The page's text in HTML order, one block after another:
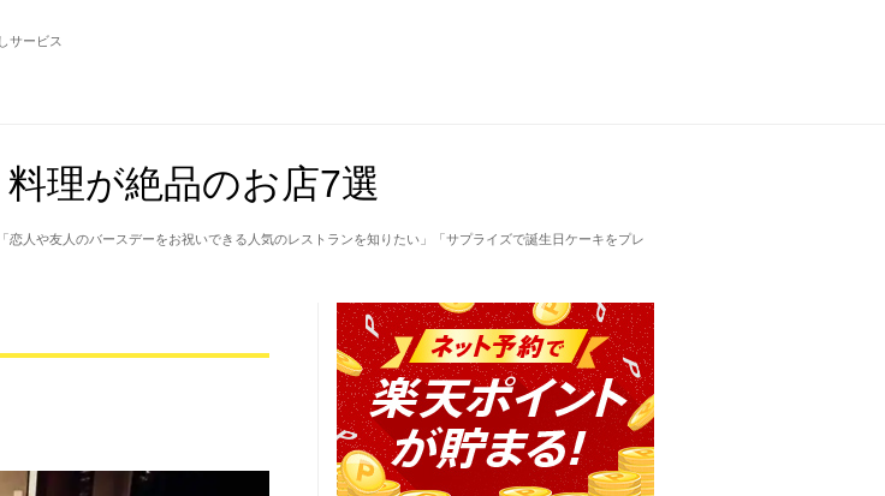
サービス
理が絶品のお店7選
人や友人のバースデーをお祝いできる人気のレストランを知りたい」「サプライズで誕生日ケーキをプレ